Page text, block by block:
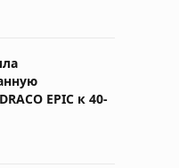
EPIC к 40-